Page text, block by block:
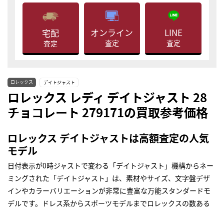
宅配
査定
オンライン
査定
LINE
査定
ロレックス デイトジャスト
ロレックス レディ デイトジャスト 28
チョコレート 279171の買取参考価格
ロレックス デイトジャストは高額査定の人気
モデル
日付表示が0時ジャストで変わる「デイトジャスト」機構からネー
ミングされた「デイトジャスト」は、素材やサイズ、文字盤デザ
インやカラーバリエーションが非常に豊富な万能スタンダードモ
デルです。ドレス系からスポーツモデルまでロレックスの数ある